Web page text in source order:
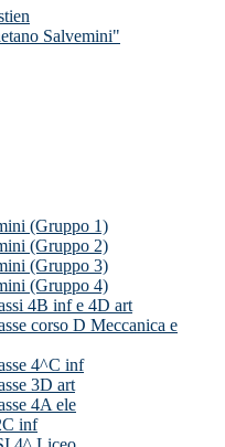
Salvemini"
(Gruppo 1)
(Gruppo 2)
(Gruppo 3)
(Gruppo 4)
4B inf e 4D art
corso D Meccanica e
4^C inf
3D art
4A ele
inf